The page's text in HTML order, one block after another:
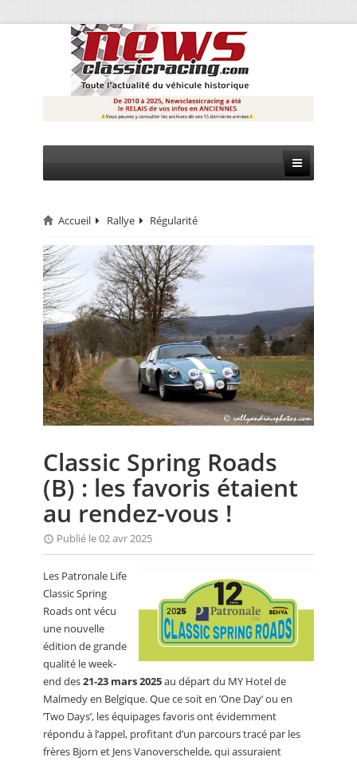
CIRCUIT
RALLYE
MONTAGNE
EVÈNEMENTS
CALENDRIER
FOCUS
ANNUAIRES
PETITES ANNONCES
Accueil Rallye Régularité
Classic Spring Roads
(B) : les favoris étaient
au rendez-vous !
Publié le 02 avr 2025
Les Patronale Life
Classic Spring
Roads ont vécu
une nouvelle
édition de grande
qualité le week-
end des21-23 mars 2025au départ du MY Hotel de
Malmedy en Belgique. Que ce soit en ’One Day’ ou en
’Two Days’, les équipages favoris ont évidemment
répondu à l’appel, profitant d’un parcours tracé par les
frères Bjorn et Jens Vanoverschelde, qui assuraient